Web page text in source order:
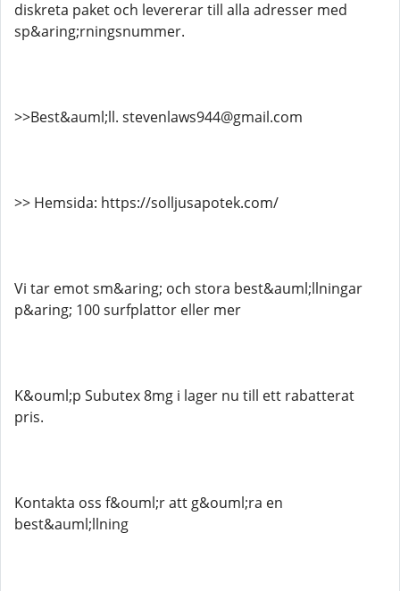
diskreta paket och levererar till alla adresser med
sp&aring;rningsnummer.
>>Best&auml;ll. stevenlaws944@gmail.com
>> Hemsida: https://solljusapotek.com/
Vi tar emot sm&aring; och stora best&auml;llningar
p&aring; 100 surfplattor eller mer
K&ouml;p Subutex 8mg i lager nu till ett rabatterat
pris.
Kontakta oss f&ouml;r att g&ouml;ra en
best&auml;llning